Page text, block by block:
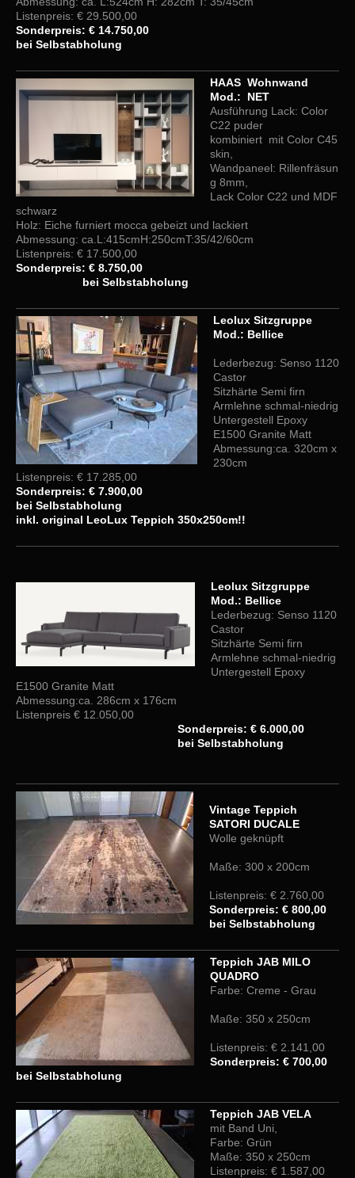
Listenpreis: € 29.500,00
Sonderpreis: € 14.750,00
bei Selbstabholung
HAAS Wohnwand
Mod.: NET
Ausführung Lack: Color
C22 puder
kombiniert mit Color C45
skin,
Wandpaneel: Rillenfräsun
g 8mm,
Lack Color C22 und MDF
schwarz
Holz: Eiche furniert mocca gebeizt und lackiert
Abmessung: ca.L:415cmH:250cmT:35/42/60cm
Listenpreis: € 17.500,00
Sonderpreis: € 8.750,00
bei Selbstabholung
Leolux Sitzgruppe
Mod.: Bellice
Lederbezug: Senso 1120
Castor
Sitzhärte Semi firn
Armlehne schmal-niedrig
Untergestell Epoxy
E1500 Granite Matt
Abmessung:ca. 320cm x
230cm
Listenpreis: € 17.285,00
Sonderpreis: € 7.900,00
bei Selbstabholung
inkl. original LeoLux Teppich 350x250cm!!
Leolux Sitzgruppe
Mod.: Bellice
Lederbezug: Senso 1120
Castor
Sitzhärte Semi firn
Armlehne schmal-niedrig
Untergestell Epoxy
E1500 Granite Matt
Abmessung:ca. 286cm x 176cm
Listenpreis € 12.050,00
Sonderpreis: € 6.000,00
bei Selbstabholung
Vintage Teppich
SATORI DUCALE
Wolle geknüpft
Maße: 300 x 200cm
Listenpreis: € 2.760,00
Sonderpreis: € 800,00
bei Selbstabholung
Teppich JAB MILO
QUADRO
Farbe: Creme - Grau
Maße: 350 x 250cm
Listenpreis: € 2.141,00
Sonderpreis: € 700,00
bei Selbstabholung
Teppich JAB VELA
mit Band Uni,
Farbe: Grün
Maße: 350 x 250cm
Listenpreis: € 1.587,00